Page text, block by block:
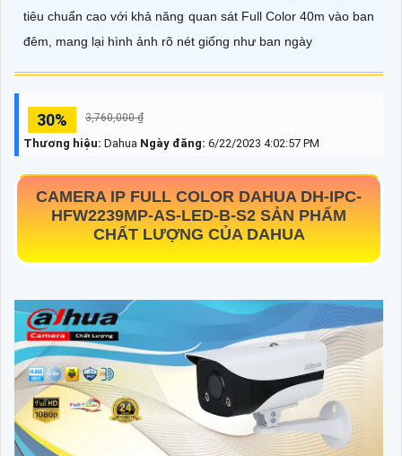
tiêu chuẩn cao với khả năng quan sát Full Color 40m vào ban
đêm, mang lại hình ảnh rõ nét giống như ban ngày
30% 3,760,000 ₫
Thương hiệu: Dahua Ngày đăng: 6/22/2023 4:02:57 PM
CAMERA IP FULL COLOR DAHUA DH-IPC-
HFW2239MP-AS-LED-B-S2 SẢN PHẨM
CHẤT LƯỢNG CỦA DAHUA